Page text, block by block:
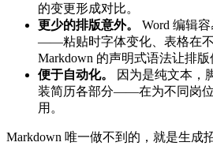
的变更形成对比。
更少的排版意外。
Word 编辑
——粘贴时字体变化、表格在不
Markdown 的声明式语法让排版
便于自动化。
因为是纯文本，
装简历各部分——在为不同岗
用。
Markdown 唯一做不到的，就是生成